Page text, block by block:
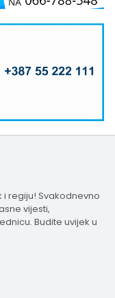
regiju! Svakodnevno
vijesti,
Budite uvijek u